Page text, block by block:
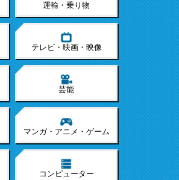
運輸・乗り物
テレビ・映画・映像
芸能
マンガ・アニメ・ゲーム
コンピューター